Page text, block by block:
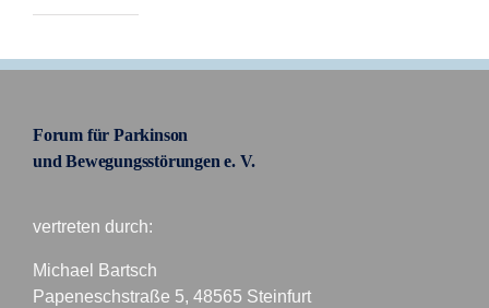
Forum für Parkinson
und Bewegungsstörungen e. V.
vertreten durch:
Michael Bartsch
Papeneschstraße 5, 48565 Steinfurt